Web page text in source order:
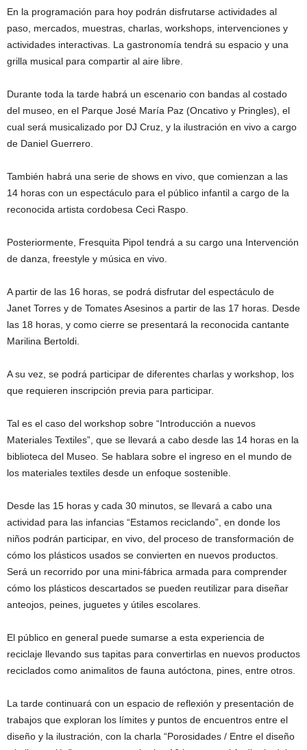
En la programación para hoy podrán disfrutarse actividades al
paso, mercados, muestras, charlas, workshops, intervenciones y
actividades interactivas. La gastronomía tendrá su espacio y una
grilla musical para compartir al aire libre.
Durante toda la tarde habrá un escenario con bandas al costado
del museo, en el Parque José María Paz (Oncativo y Pringles), el
cual será musicalizado por DJ Cruz, y la ilustración en vivo a cargo
de Daniel Guerrero.
También habrá una serie de shows en vivo, que comienzan a las
14 horas con un espectáculo para el público infantil a cargo de la
reconocida artista cordobesa Ceci Raspo.
Posteriormente, Fresquita Pipol tendrá a su cargo una Intervención
de danza, freestyle y música en vivo.
A partir de las 16 horas, se podrá disfrutar del espectáculo de
Janet Torres y de Tomates Asesinos a partir de las 17 horas. Desde
las 18 horas, y como cierre se presentará la reconocida cantante
Marilina Bertoldi.
A su vez, se podrá participar de diferentes charlas y workshop, los
que requieren inscripción previa para participar.
Tal es el caso del workshop sobre “Introducción a nuevos
Materiales Textiles”, que se llevará a cabo desde las 14 horas en la
biblioteca del Museo. Se hablara sobre el ingreso en el mundo de
los materiales textiles desde un enfoque sostenible.
Desde las 15 horas y cada 30 minutos, se llevará a cabo una
actividad para las infancias “Estamos reciclando”, en donde los
niños podrán participar, en vivo, del proceso de transformación de
cómo los plásticos usados se convierten en nuevos productos.
Será un recorrido por una mini-fábrica armada para comprender
cómo los plásticos descartados se pueden reutilizar para diseñar
anteojos, peines, juguetes y útiles escolares.
El público en general puede sumarse a esta experiencia de
reciclaje llevando sus tapitas para convertirlas en nuevos productos
reciclados como animalitos de fauna autóctona, pines, entre otros.
La tarde continuará con un espacio de reflexión y presentación de
trabajos que exploran los límites y puntos de encuentros entre el
diseño y la ilustración, con la charla “Porosidades / Entre el diseño